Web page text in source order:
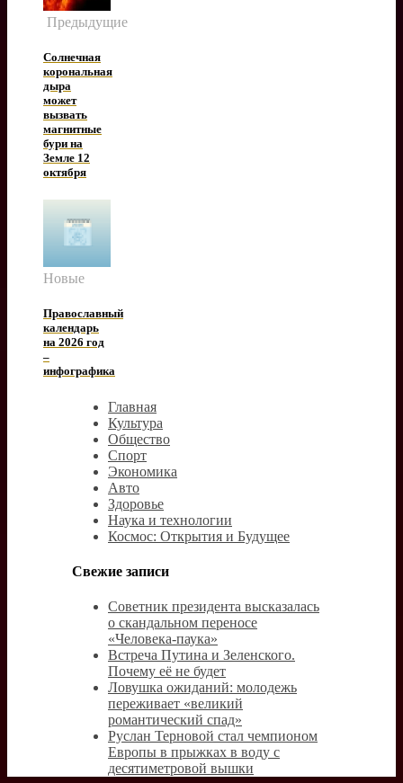
Предыдущие
Солнечная
корональная
дыра
может
вызвать
магнитные
бури на
Земле 12
октября
Новые
Православный
календарь
на 2026 год
–
инфографика
Главная
Культура
Общество
Спорт
Экономика
Авто
Здоровье
Наука и технологии
Космос: Открытия и Будущее
Свежие записи
Советник президента высказалась
о скандальном переносе
«Человека-паука»
Встреча Путина и Зеленского.
Почему её не будет
Ловушка ожиданий: молодежь
переживает «великий
романтический спад»
Руслан Терновой стал чемпионом
Европы в прыжках в воду с
десятиметровой вышки